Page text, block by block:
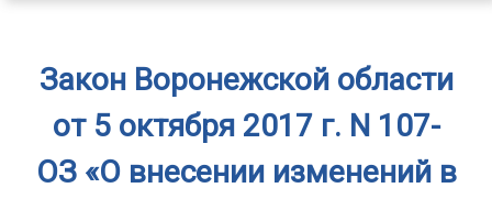
Закон Воронежской области
от 5 октября 2017 г. N 107-
ОЗ «О внесении изменений в